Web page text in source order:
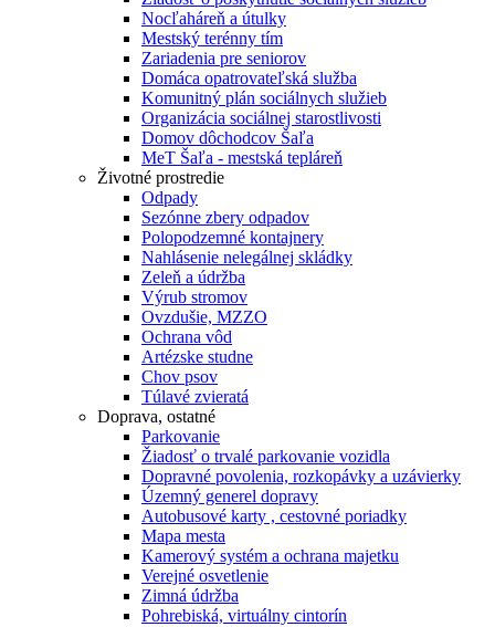
Nocľaháreň a útulky
Mestský terénny tím
Zariadenia pre seniorov
Domáca opatrovateľská služba
Komunitný plán sociálnych služieb
Organizácia sociálnej starostlivosti
Domov dôchodcov Šaľa
MeT Šaľa - mestská tepláreň
Životné prostredie
Odpady
Sezónne zbery odpadov
Polopodzemné kontajnery
Nahlásenie nelegálnej skládky
Zeleň a údržba
Výrub stromov
Ovzdušie, MZZO
Ochrana vôd
Artézske studne
Chov psov
Túlavé zvieratá
Doprava, ostatné
Parkovanie
Žiadosť o trvalé parkovanie vozidla
Dopravné povolenia, rozkopávky a uzávierky
Územný generel dopravy
Autobusové karty , cestovné poriadky
Mapa mesta
Kamerový systém a ochrana majetku
Verejné osvetlenie
Zimná údržba
Pohrebiská, virtuálny cintorín